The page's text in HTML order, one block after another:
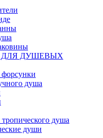
ДУШЕВЫХ
душа
душа
души